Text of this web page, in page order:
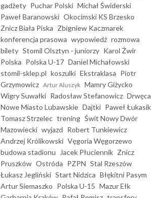
gadżety Puchar Polski Michał Świderski
Paweł Baranowski Okocimski KS Brzesko
Znicz Biała Piska Zbigniew Kaczmarek
konferencja prasowa wypowiedź rozmowa
bilety Stomil Olsztyn - juniorzy Karol Żwir
Polska Polska U-17 Daniel Michałowski
stomil-sklep.pl koszulki Ekstraklasa Piotr
Grzymowicz Artur Aluszyk Mamry Giżycko
Wigry Suwałki Radosław Stefanowicz Drwęca
Nowe Miasto Lubawskie Dajtki Paweł Łukasik
Tomasz Strzelec trening Świt Nowy Dwór
Mazowiecki wyjazd Robert Tunkiewicz
Andrzej Królikowski Vęgoria Węgorzewo
budowa stadionu
Jacek Płuciennik Znicz
Pruszków Ostróda PZPN Stal Rzeszów
Łukasz Jegliński Start Nidzica Błękitni Pasym
Artur Siemaszko Polska U-15 Mazur Ełk